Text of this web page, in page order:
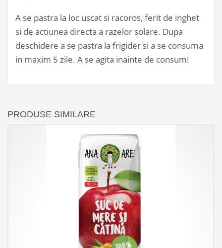
A se pastra la loc uscat si racoros, ferit de inghet
si de actiunea directa a razelor solare. Dupa
deschidere a se pastra la frigider si a se consuma
in maxim 5 zile. A se agita inainte de consum!
PRODUSE SIMILARE